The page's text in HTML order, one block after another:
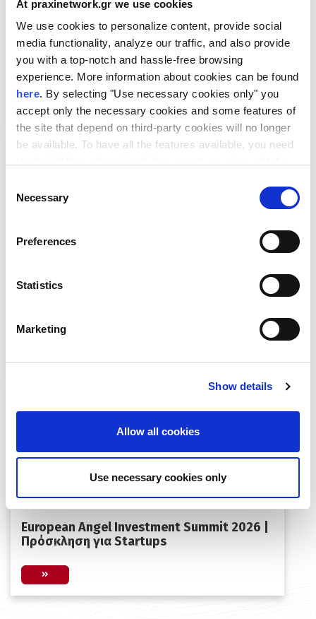
At praxinetwork.gr we use cookies
We use cookies to personalize content, provide social
media functionality, analyze our traffic, and also provide
you with a top-notch and hassle-free browsing
experience. More information about cookies can be found
here. By selecting "Use necessary cookies only" you
accept only the necessary cookies and some features of
the site that depend on third-party cookies will no longer
be available. To have all the features available, you need
our site under "Manage cookies".
Selection
Necessary
Preferences
Statistics
Marketing
Show details
Allow all cookies
Use necessary cookies only
EUDEX Match & Meet 2026 |
Επιχειρηματικές Συναντήσεις
TechEU 2026 – Νέα πρόσκληση για
European Angel Investment Summit 2026 |
Πρόσκληση για Startups